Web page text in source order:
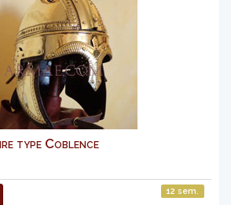
type Coblence
12 sem.